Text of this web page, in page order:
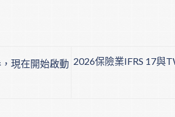
現在開始啟動 2026保險業IFRS 17與